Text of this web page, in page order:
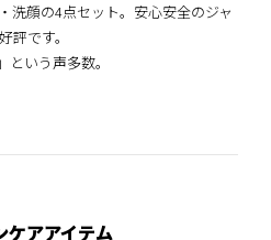
洗顔の4点セット。安心安全のジャ
評です。
いう声多数。
ケアアイテム